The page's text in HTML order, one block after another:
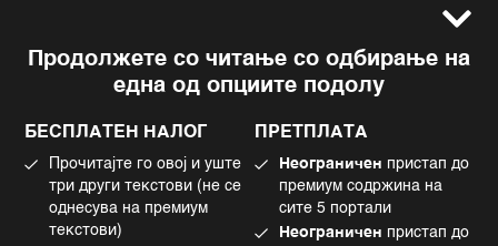
Продолжете со читање со одбирање на
една од опциите подолу
БЕСПЛАТЕН НАЛОГ
Прочитајте го овој и уште
три други текстови (не се
однесува на премиум
текстови)
ПРЕТПЛАТА
Неограничен пристап до
премиум содржина на
сите 5 портали
Неограничен пристап до
Импресум
Политика на приватност
Политика за колачиња
Употреба на вештачка интелигенција
Facebook
Instagram
Twitter
Tiktok